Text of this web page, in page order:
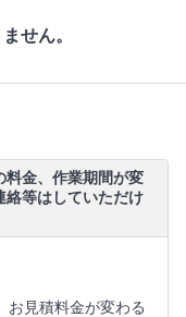
せん。
料金、作業期間が変
絡等はしていただけ
お見積料金が変わる